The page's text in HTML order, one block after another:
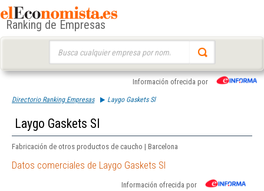
Ranking de Empresas
Información ofrecida por
Directorio Ranking Empresas Laygo Gaskets Sl
Laygo Gaskets Sl
Fabricación de otros productos de caucho | Barcelona
Datos comerciales de Laygo Gaskets Sl
Información ofrecida por